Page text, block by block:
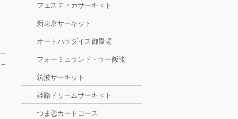
→
フェスティカサーキット
新東京サーキット
オートパラダイス御殿場
フォーミュランド・ラー飯能
筑波サーキット
姫路ドリームサーキット
つま恋カートコース